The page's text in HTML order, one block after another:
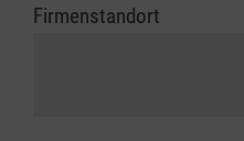
Firmenstandort